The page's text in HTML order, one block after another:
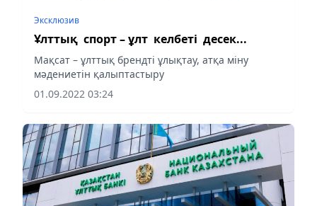
Эксклюзив
Ұлттық спорт – ұлт келбеті десек...
Мақсат – ұлттық брендті ұлықтау, атқа міну
мәдениетін қалыптастыру
01.09.2022 03:24